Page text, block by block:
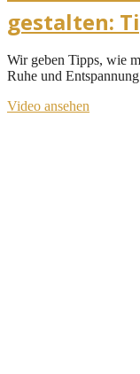
gestalten:
Wir geben Tipps, wie
Ruhe und
Video ansehen